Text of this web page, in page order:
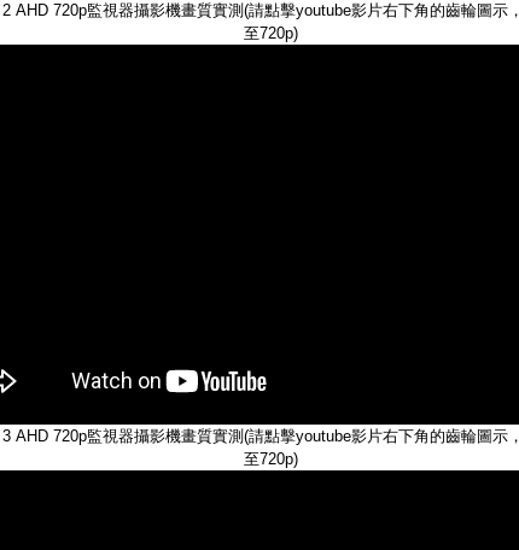
AHD 720p監視器攝影機畫質實測(請點擊youtube影片右下角的齒輪圖示
至720p)
AHD 720p監視器攝影機畫質實測(請點擊youtube影片右下角的齒輪圖示
至720p)